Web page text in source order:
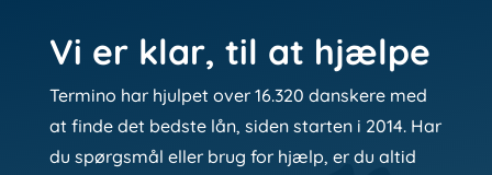
Vi er klar, til at hjælpe
Termino har hjulpet over 16.320 danskere med
at finde det bedste lån, siden starten i 2014. Har
du spørgsmål eller brug for hjælp, er du altid